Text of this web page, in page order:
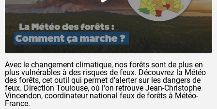
Avec le changement climatique, nos forêts sont de plus en
plus vulnérables à des risques de feux. Découvrez la Météo
des forêts, cet outil qui permet d'alerter sur les dangers de
feux. Direction Toulouse, où l'on retrouve Jean-Christophe
Vincendon, coordinateur national feux de forêts à Météo-
France.